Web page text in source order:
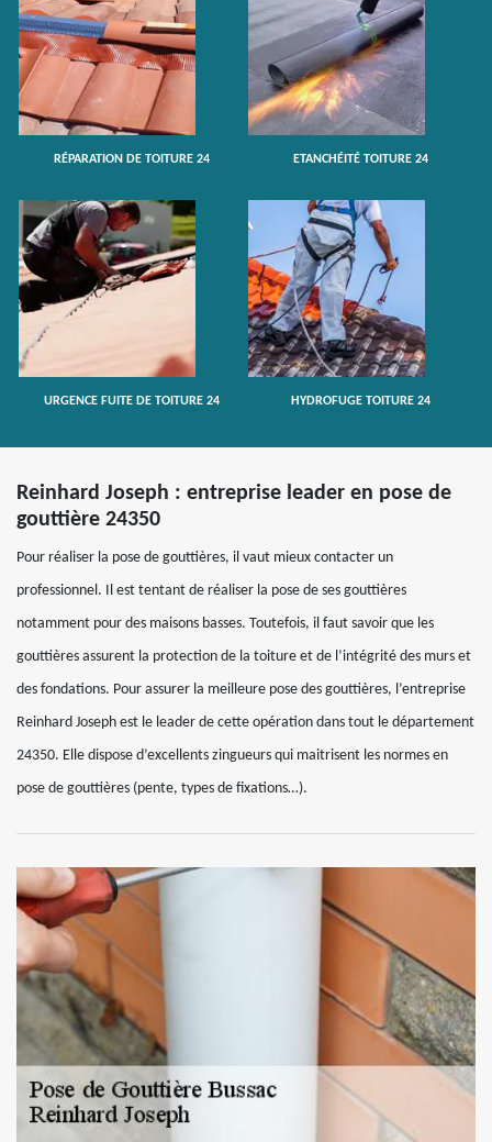
RÉPARATION DE TOITURE 24 ETANCHÉITÉ TOITURE 24
URGENCE FUITE DE TOITURE 24 HYDROFUGE TOITURE 24
Reinhard Joseph : entreprise leader en pose de
gouttière 24350
Pour réaliser la pose de gouttières, il vaut mieux contacter un
professionnel. Il est tentant de réaliser la pose de ses gouttières
notamment pour des maisons basses. Toutefois, il faut savoir que les
gouttières assurent la protection de la toiture et de l’intégrité des murs et
des fondations. Pour assurer la meilleure pose des gouttières, l’entreprise
Reinhard Joseph est le leader de cette opération dans tout le département
24350. Elle dispose d’excellents zingueurs qui maitrisent les normes en
pose de gouttières (pente, types de fixations…).